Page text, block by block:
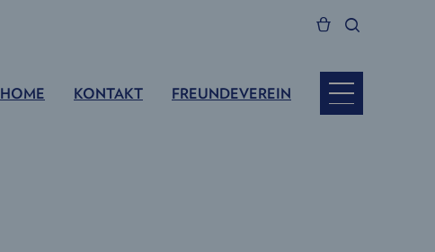
HOME KONTAKT FREUNDEVEREIN